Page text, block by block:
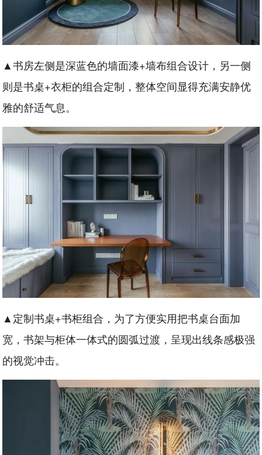
▲书房左侧是深蓝色的墙面漆+墙布组合设计，另一侧
则是书桌+衣柜的组合定制，整体空间显得充满安静优
雅的舒适气息。
▲定制书桌+书柜组合，为了方便实用把书桌台面加
宽，书架与柜体一体式的圆弧过渡，呈现出线条感极强
的视觉冲击。